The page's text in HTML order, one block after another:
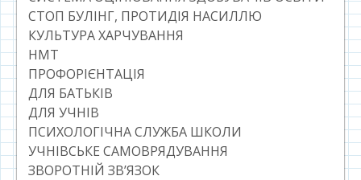
СТОП БУЛІНГ, ПРОТИДІЯ НАСИЛЛЮ
КУЛЬТУРА ХАРЧУВАННЯ
НМТ
ПРОФОРІЄНТАЦІЯ
ДЛЯ БАТЬКІВ
ДЛЯ УЧНІВ
ПСИХОЛОГІЧНА СЛУЖБА ШКОЛИ
УЧНІВСЬКЕ САМОВРЯДУВАННЯ
ЗВОРОТНІЙ ЗВ’ЯЗОК